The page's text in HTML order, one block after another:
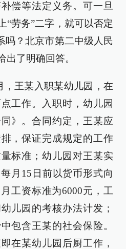
偿等法定义务。可一旦
“劳务”二字，就可以否定
吗？北京市第二中级人民
出了明确回答。
，王某入职某幼儿园，在
工作。入职时，幼儿园
》。合同约定，王某应
，保证完成规定的工作
标准；幼儿园对王某实
月15日前以货币形式向
工资标准为6000元，工
儿园的考核办法计发；
包含王某的社会保险。
在某幼儿园后厨工作，